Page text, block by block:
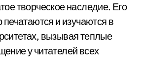
творческое наследие. Его
печатаются и изучаются в
вызывая теплые
у читателей всех